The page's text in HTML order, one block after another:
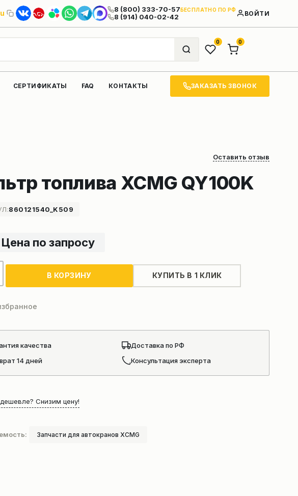
8 (800) 333-70-57БЕСПЛАТНО ПО РФ
8 (914) 040-02-42 ВОЙТИ
0 0
СЕРТИФИКАТЫ FAQ КОНТАКТЫ ЗАКАЗАТЬ ЗВОНОК
Оставить отзыв
топлива XCMG QY100K
860121540_K509
Цена по запросу
В КОРЗИНУ КУПИТЬ В 1 КЛИК
качества
Доставка по РФ
14 дней
Консультация эксперта
Снизим цену!
Запчасти для автокранов XCMG